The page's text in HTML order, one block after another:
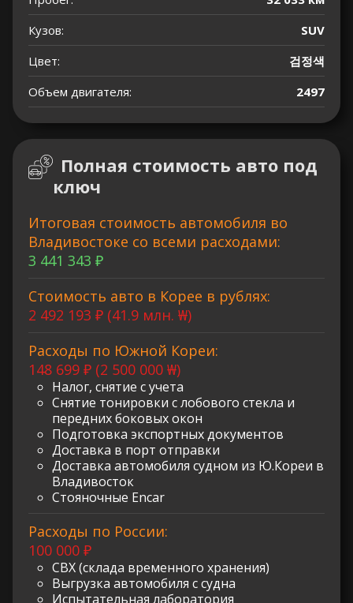
Кузов:
SUV
Цвет:
검정색
Объем двигателя:
2497
Полная стоимость авто под
ключ
Итоговая стоимость автомобиля во
Владивостоке со всеми расходами:
3 441 343 ₽
Стоимость авто в Корее в рублях:
2 492 193 ₽ (41.9 млн. ₩)
Расходы по Южной Кореи:
148 699 ₽ (2 500 000 ₩)
Налог, снятие с учета
Снятие тонировки с лобового стекла и
передних боковых окон
Подготовка экспортных документов
Доставка в порт отправки
Доставка автомобиля судном из Ю.Кореи в
Владивосток
Стояночные Encar
Расходы по России:
100 000 ₽
СВХ (склада временного хранения)
Выгрузка автомобиля с судна
Испытательная лаборатория